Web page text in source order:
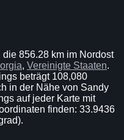
856.28 km im Nordost
, Vereinigte Staaten.
beträgt 108,080
in der Nähe von Sandy
auf jeder Karte mit
finden: 33.9436